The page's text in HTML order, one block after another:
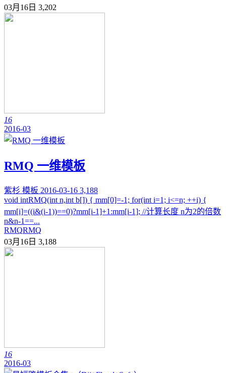
03月16日 3,202
16
2016-03
RMQ 一维模板
紫杉 模板 2016-03-16 3,188
void intRMQ(int n,int b[]) { mm[0]=-1; for(int i=1; i<=n; ++i) {
mm[i]=((i&(i-1))==0)?mm[i-1]+1:mm[i-1]; //计算长度 n为2的倍数
n&n-1==...
RMQRMQ
03月16日 3,188
16
2016-03